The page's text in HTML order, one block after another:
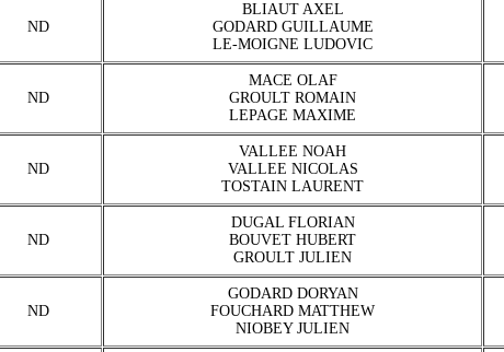
ND
BLIAUT AXEL
GODARD GUILLAUME
LE-MOIGNE LUDOVIC
ND
MACE OLAF
GROULT ROMAIN
LEPAGE MAXIME
ND
VALLEE NOAH
VALLEE NICOLAS
TOSTAIN LAURENT
ND
DUGAL FLORIAN
BOUVET HUBERT
GROULT JULIEN
ND
GODARD DORYAN
FOUCHARD MATTHEW
NIOBEY JULIEN